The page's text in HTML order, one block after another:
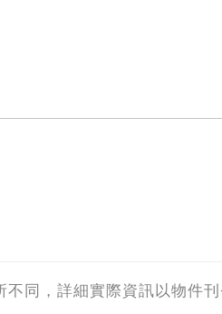
同，詳細實際資訊以物件